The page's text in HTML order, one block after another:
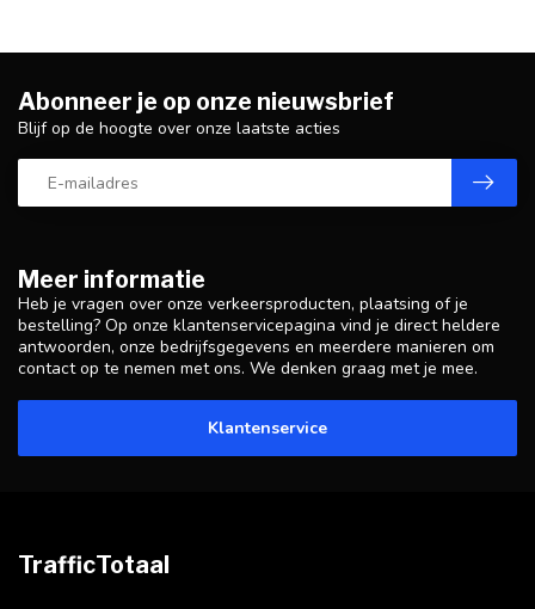
Meer informatie
Heb je vragen over onze verkeersproducten, plaatsing of je
bestelling? Op onze klantenservicepagina vind je direct heldere
antwoorden, onze bedrijfsgegevens en meerdere manieren om
contact op te nemen met ons. We denken graag met je mee.
Klantenservice
Abonneer je op onze nieuwsbrief
Blijf op de hoogte over onze laatste acties
TrafficTotaal